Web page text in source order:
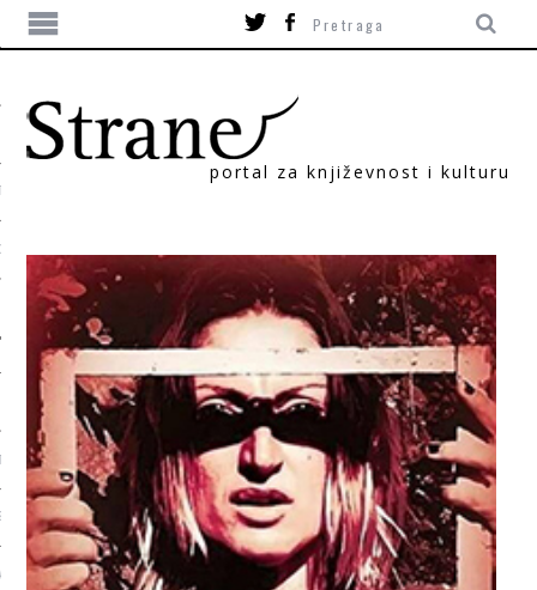
portal za književnost i kulturu